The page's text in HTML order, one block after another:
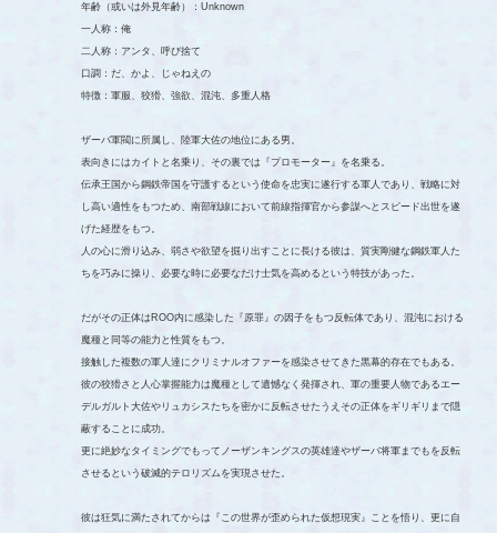
年齢（或いは外見年齢）：Unknown
一人称：俺
二人称：アンタ、呼び捨て
口調：だ、かよ、じゃねえの
特徴：軍服、狡猾、強欲、混沌、多重人格
ザーバ軍閥に所属し、陸軍大佐の地位にある男。
表向きにはカイトと名乗り、その裏では『プロモーター』を名乗る。
伝承王国から鋼鉄帝国を守護するという使命を忠実に遂行する軍人であり、戦略に対
し高い適性をもつため、南部戦線において前線指揮官から参謀へとスピード出世を遂
げた経歴をもつ。
人の心に滑り込み、弱さや欲望を掘り出すことに長ける彼は、質実剛健な鋼鉄軍人た
ちを巧みに操り、必要な時に必要なだけ士気を高めるという特技があった。
だがその正体はROO内に感染した『原罪』の因子をもつ反転体であり、混沌における
魔種と同等の能力と性質をもつ。
接触した複数の軍人達にクリミナルオファーを感染させてきた黒幕的存在でもある。
彼の狡猾さと人心掌握能力は魔種として遺憾なく発揮され、軍の重要人物であるエー
デルガルト大佐やリュカシスたちを密かに反転させたうえその正体をギリギリまで隠
蔽することに成功。
更に絶妙なタイミングでもってノーザンキングスの英雄達やザーバ将軍までもを反転
させるという破滅的テロリズムを実現させた。
彼は狂気に満たされてからは『この世界が歪められた仮想現実』ことを悟り、更に自